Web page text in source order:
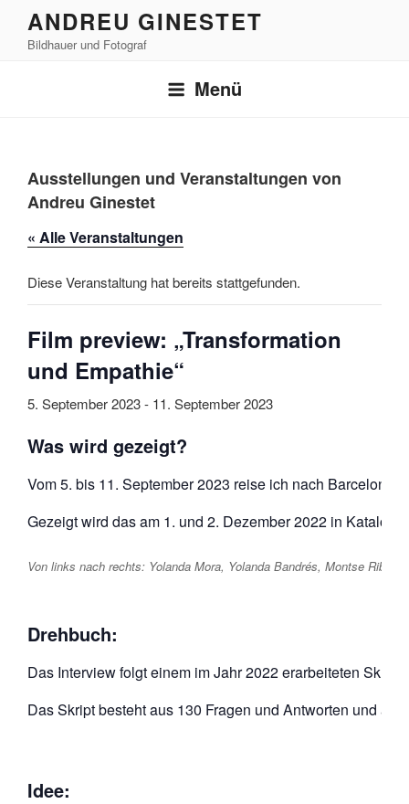
Inhalt
springen
ANDREU GINESTET
Bildhauer und Fotograf
Menü
Ausstellungen und Veranstaltungen von
Andreu Ginestet
« Alle Veranstaltungen
Diese Veranstaltung hat bereits stattgefunden.
Film preview: „Transformation
und Empathie“
5. September 2023- 11. September 2023
Was wird gezeigt?
Vom 5. bis 11. September 2023 reise ich nach Barcelona
Gezeigt wird das am 1. und 2. Dezember 2022 in
Von links nach rechts: Yolanda Mora, Yolanda Bandrés, Montse
Drehbuch:
Das Interview folgt einem im Jahr 2022 erarbeiteten
Das Skript besteht aus 130 Fragen und Antworten und
Idee: